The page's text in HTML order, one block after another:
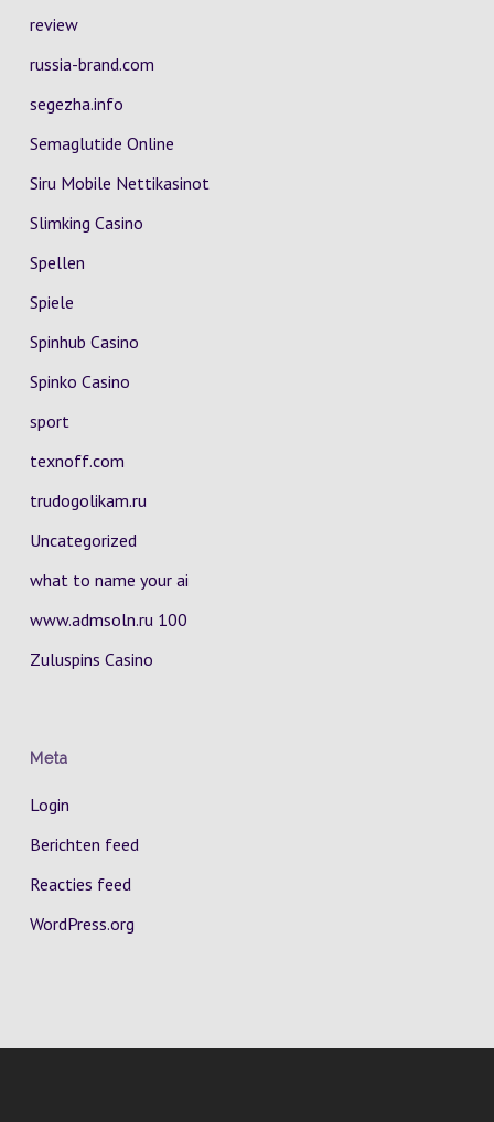
review
russia-brand.com
segezha.info
Semaglutide Online
Siru Mobile Nettikasinot
Slimking Casino
Spellen
Spiele
Spinhub Casino
Spinko Casino
sport
texnoff.com
trudogolikam.ru
Uncategorized
what to name your ai
www.admsoln.ru 100
Zuluspins Casino
Meta
Login
Berichten feed
Reacties feed
WordPress.org